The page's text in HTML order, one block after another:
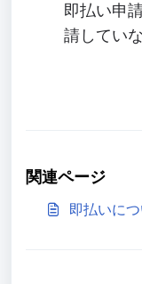
即払い申
請してい
関連ページ
即払いに